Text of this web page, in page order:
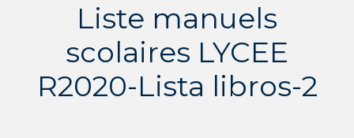
Liste manuels
scolaires LYCEE
R2020-Lista libros-2